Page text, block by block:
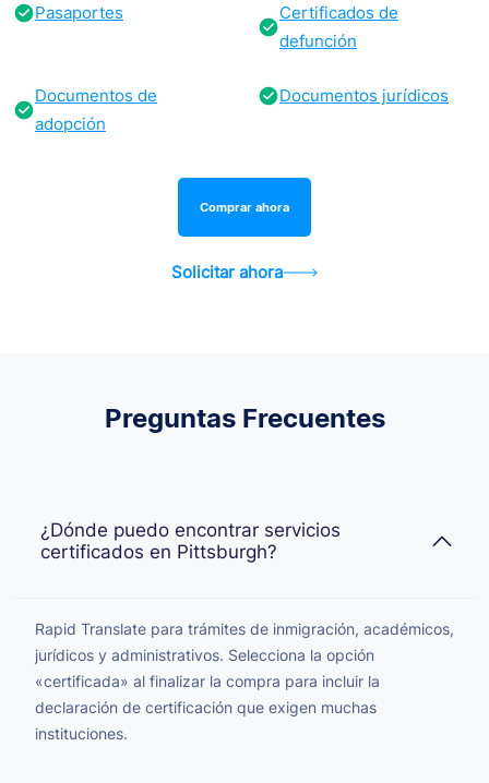
Pasaportes
Certificados de
defunción
Documentos de
adopción
Documentos jurídicos
Comprar ahora
Solicitar ahora
Preguntas Frecuentes
¿Dónde puedo encontrar servicios
certificados en Pittsburgh?
Rapid Translate para trámites de inmigración, académicos,
jurídicos y administrativos. Selecciona la opción
«certificada» al finalizar la compra para incluir la
declaración de certificación que exigen muchas
instituciones.